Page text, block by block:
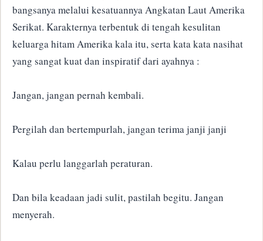
bangsanya melalui kesatuannya Angkatan Laut Amerika
Serikat. Karakternya terbentuk di tengah kesulitan
keluarga hitam Amerika kala itu, serta kata kata nasihat
yang sangat kuat dan inspiratif dari ayahnya :
Jangan, jangan pernah kembali.
Pergilah dan bertempurlah, jangan terima janji janji
Kalau perlu langgarlah peraturan.
Dan bila keadaan jadi sulit, pastilah begitu. Jangan
menyerah.